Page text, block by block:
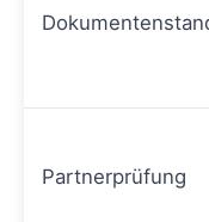
Partnerprüfung